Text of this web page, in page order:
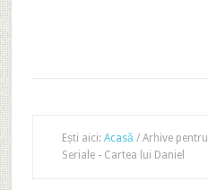
Ești aici: Acasă /Arhive pentru
Seriale - Cartea lui Daniel